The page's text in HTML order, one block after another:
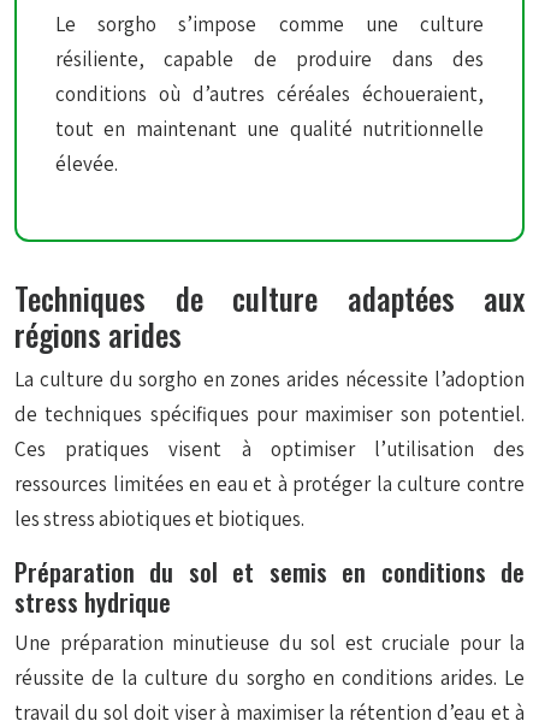
Le sorgho s’impose comme une culture
résiliente, capable de produire dans des
conditions où d’autres céréales échoueraient,
tout en maintenant une qualité nutritionnelle
élevée.
Techniques de culture adaptées aux
régions arides
La culture du sorgho en zones arides nécessite l’adoption
de techniques spécifiques pour maximiser son potentiel.
Ces pratiques visent à optimiser l’utilisation des
ressources limitées en eau et à protéger la culture contre
les stress abiotiques et biotiques.
Préparation du sol et semis en conditions de
stress hydrique
Une préparation minutieuse du sol est cruciale pour la
réussite de la culture du sorgho en conditions arides. Le
travail du sol doit viser à maximiser la rétention d’eau et à